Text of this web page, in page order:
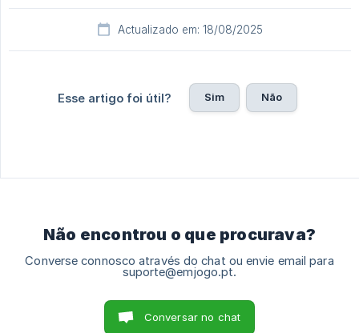
Actualizado em: 18/08/2025
Esse artigo foi útil? Sim Não
Não encontrou o que procurava?
Converse connosco através do chat ou envie email para
suporte@emjogo.pt.
Conversar no chat